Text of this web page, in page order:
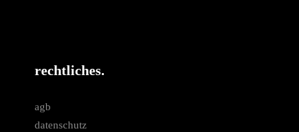
rechtliches.
agb
datenschutz